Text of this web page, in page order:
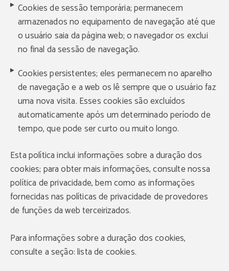
Cookies de sessão temporária; permanecem
armazenados no equipamento de navegação até que
o usuário saia da página web; o navegador os exclui
no final da sessão de navegação.
Cookies persistentes; eles permanecem no aparelho
de navegação e a web os lê sempre que o usuário faz
uma nova visita. Esses cookies são excluídos
automaticamente após um determinado período de
tempo, que pode ser curto ou muito longo.
Esta política inclui informações sobre a duração dos
cookies; para obter mais informações, consulte nossa
política de privacidade, bem como as informações
fornecidas nas políticas de privacidade de provedores
de funções da web terceirizados.
Para informações sobre a duração dos cookies,
consulte a seção: lista de cookies.